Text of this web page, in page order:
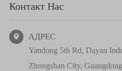
Контакт Нас

АДРЕС
Yandong 5th Rd, Dayan
Zhongshan City,